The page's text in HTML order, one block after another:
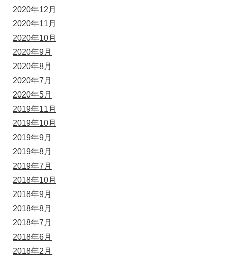
2020年12月
2020年11月
2020年10月
2020年9月
2020年8月
2020年7月
2020年5月
2019年11月
2019年10月
2019年9月
2019年8月
2019年7月
2018年10月
2018年9月
2018年8月
2018年7月
2018年6月
2018年2月